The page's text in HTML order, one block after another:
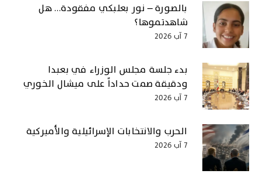
بالصورة – نور بعلبكي مفقودة… هل
شاهدتموها؟
7 آب 2026
بدء جلسة مجلس الوزراء في بعبدا
ودقيقة صمت حداداً على ميشال الخوري
7 آب 2026
الحرب والانتخابات الإسرائيلية والأميركية
7 آب 2026